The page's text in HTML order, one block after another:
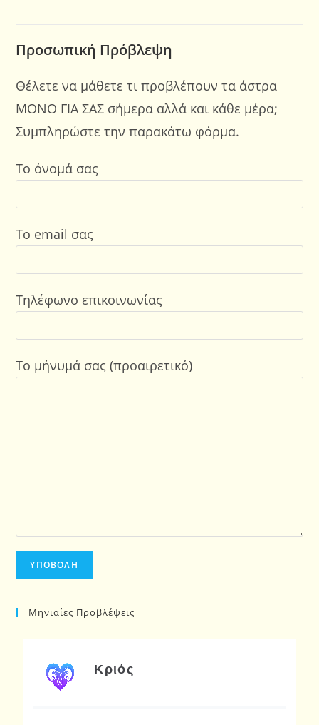
Προσωπική Πρόβλεψη
Θέλετε να μάθετε τι προβλέπουν τα άστρα
ΜΟΝΟ ΓΙΑ ΣΑΣ σήμερα αλλά και κάθε μέρα;
Συμπληρώστε την παρακάτω φόρμα.
Το όνομά σας
Το email σας
Τηλέφωνο επικοινωνίας
Το μήνυμά σας (προαιρετικό)
Μηνιαίες Προβλέψεις
Κριός